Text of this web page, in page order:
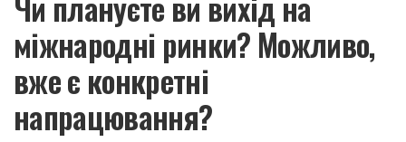
міжнародні ринки? Можливо,
вже є конкретні
напрацювання?